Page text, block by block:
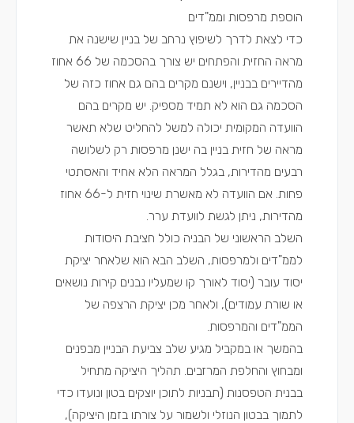
הוספת מרפסות וממ"דים
כדי לצאת לדרך לשיפוץ נרחב של בניין שישנה את
מראה החזית והפתחים יש צורך בהסכמה של 66 אחוז
מהדיירים בבניין, וישנם מקרים בהם גם אחוז כזה של
הסכמה גם הוא לא תמיד מספיק. יש מקרים בהם
הוועדה המקומית יכולה למשל להחליט שלא תאשר
מראה של חזית בניין בה ישנן מרפסות רק לשלושה
רבעים מהדירות, בגלל המראה הלא אחיד והאסתטי
פחות. אם הוועדה לא מאשרת שינוי חזית ל-66 אחוז
מהדירות, ניתן לגשת לוועדת ערר.
השלב הראשוני של הבניה כולל חציבת היסודות
לממ"דים ולמרפסות, השלב הבא הוא שלאחר יציקת
יסוד עובר (יסוד לאורך קו שמעליו נבנים קירות נושאים
או שורת עמודים), ולאחר מכן יציקת הרצפה של
הממ"דים והמרפסות.
בהמשך או במקביל מגיע שלב צביעת הבניין מבפנים
ומבחוץ והחלפת המרזבים. תהליך היציקה מתחיל
בבנית הטפסנות (תבניות לתוכן יוצקים בטון ונועדו כדי
לתמוך בבטון הנוזלי ולשמור על צורתו בזמן היציקה),